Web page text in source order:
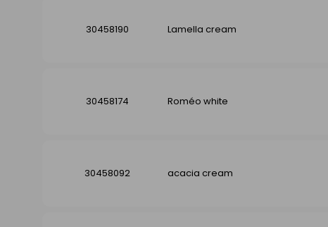
30458190
Lamella cream
30458174 Roméo white
30458092 acacia cream